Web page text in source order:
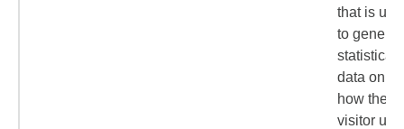
that is
to
statistical
data on
how the
visitor